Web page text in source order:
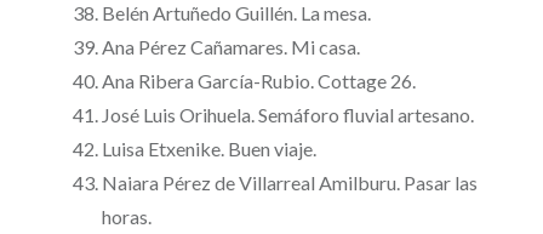
Belén Artuñedo Guillén. La mesa.
Ana Pérez Cañamares. Mi casa.
Ana Ribera García-Rubio. Cottage 26.
José Luis Orihuela. Semáforo fluvial artesano.
Luisa Etxenike. Buen viaje.
Naiara Pérez de Villarreal Amilburu. Pasar las
horas.